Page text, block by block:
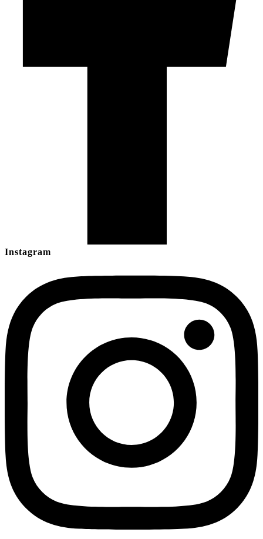
Instagram